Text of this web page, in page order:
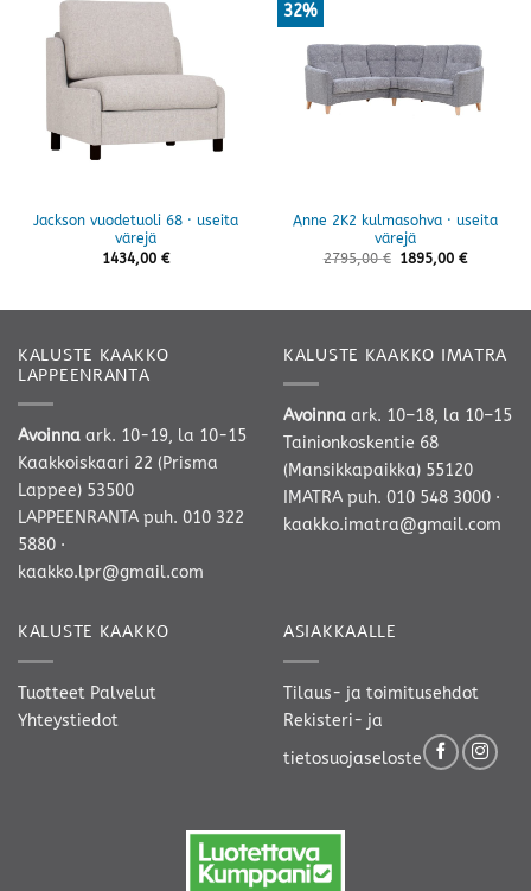
Jackson vuodetuoli 68 · useita
värejä
1434,00 €
32%
Anne 2K2 kulmasohva · useita
värejä
2795,00€ 1895,00€
KALUSTE KAAKKO
LAPPEENRANTA
Avoinna ark. 10-19, la 10-15
Kaakkoiskaari 22 (Prisma
Lappee) 53500
LAPPEENRANTA puh. 010 322
5880 ·
kaakko.lpr@gmail.com
KALUSTE KAAKKO IMATRA
Avoinna ark. 10–18, la 10–15
Tainionkoskentie 68
(Mansikkapaikka) 55120
IMATRA puh. 010 548 3000 ·
kaakko.imatra@gmail.com
KALUSTE KAAKKO
Tuotteet Palvelut
Yhteystiedot
ASIAKKAALLE
Tilaus- ja toimitusehdot
Rekisteri- ja
tietosuojaseloste